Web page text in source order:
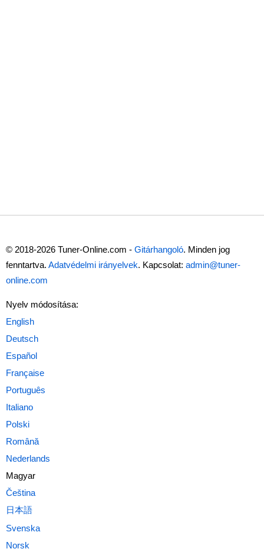
© 2018-2026 Tuner-Online.com - Gitárhangoló. Minden jog
fenntartva. Adatvédelmi irányelvek. Kapcsolat: admin@tuner-
online.com
Nyelv módosítása:
Magyar